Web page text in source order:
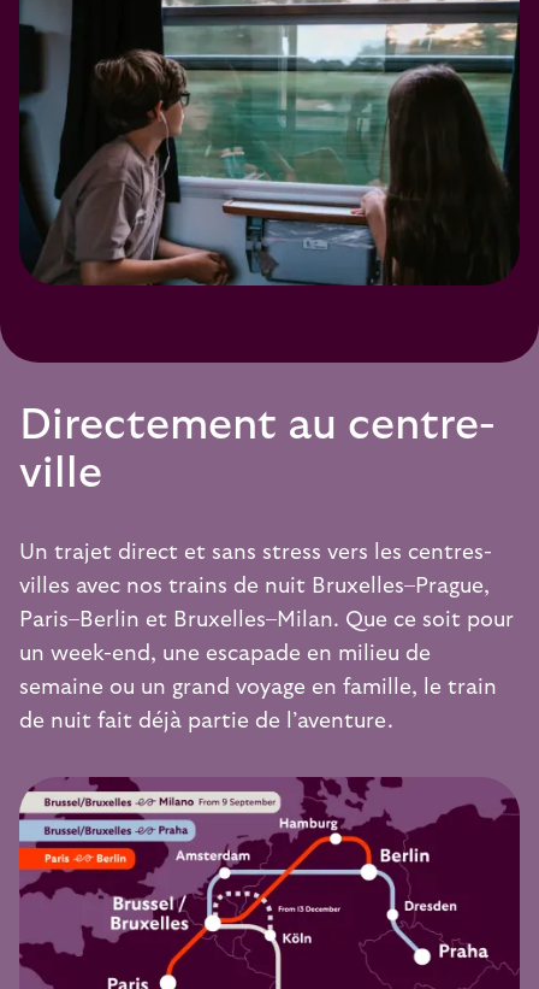
Directement au centre-
ville
Un trajet direct et sans stress vers les centres-
villes avec nos trains de nuit Bruxelles–Prague,
Paris–Berlin et Bruxelles–Milan. Que ce soit pour
un week-end, une escapade en milieu de
semaine ou un grand voyage en famille, le train
de nuit fait déjà partie de l’aventure.